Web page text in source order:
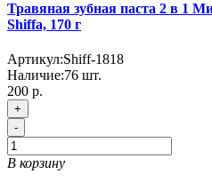
Травяная зубная паста 2 в 1
Shiffa, 170 г
Артикул:Shiff-1818
Наличие:76 шт.
200 р.
+
-
В корзину